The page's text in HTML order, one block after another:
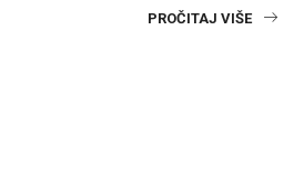
PROČITAJ VIŠE